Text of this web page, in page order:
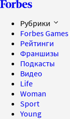
Рубрики
Forbes Games
Рейтинги
Франшизы
Подкасты
Видео
Life
Woman
Sport
Young